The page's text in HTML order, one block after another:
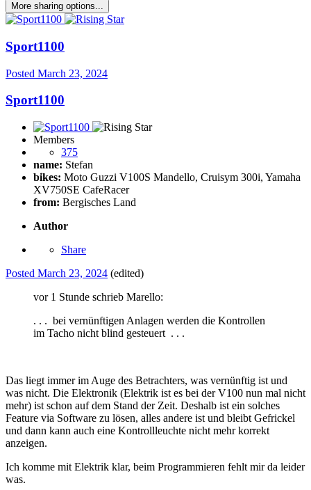
More sharing options...
Sport1100
Posted March 23, 2024
Sport1100
Members
375
name: Stefan
bikes: Moto Guzzi V100S Mandello, Cruisym 300i, Yamaha
XV750SE CafeRacer
from: Bergisches Land
Author
Share
Posted March 23, 2024 (edited)
vor 1 Stunde schrieb Marello:
. . . bei vernünftigen Anlagen werden die Kontrollen
im Tacho nicht blind gesteuert . . .
Das liegt immer im Auge des Betrachters, was vernünftig ist und
was nicht. Die Elektronik (Elektrik ist es bei der V100 nun mal nicht
mehr) ist schon auf dem Stand der Zeit. Deshalb ist ein solches
Feature via Software zu lösen, alles andere ist und bleibt Gefrickel
und dann kann auch eine Kontrollleuchte nicht mehr korrekt
anzeigen.
Ich komme mit Elektrik klar, beim Programmieren fehlt mir da leider
was.